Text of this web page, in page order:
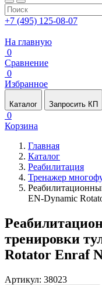
+7 (495) 125-08-07
На главную
0
Сравнение
0
Избранное
Каталог Запросить КП
0
Корзина
Главная
Каталог
Реабилитация
Тренажер
EN-Dynamic
тренировки
Rotator Enraf
Артикул: 38023